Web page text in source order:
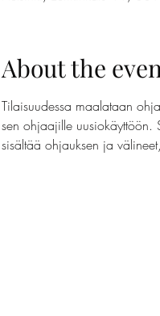
About the
Tilaisuudessa maalataan
sen ohjaajille
sisältää ohjauksen ja